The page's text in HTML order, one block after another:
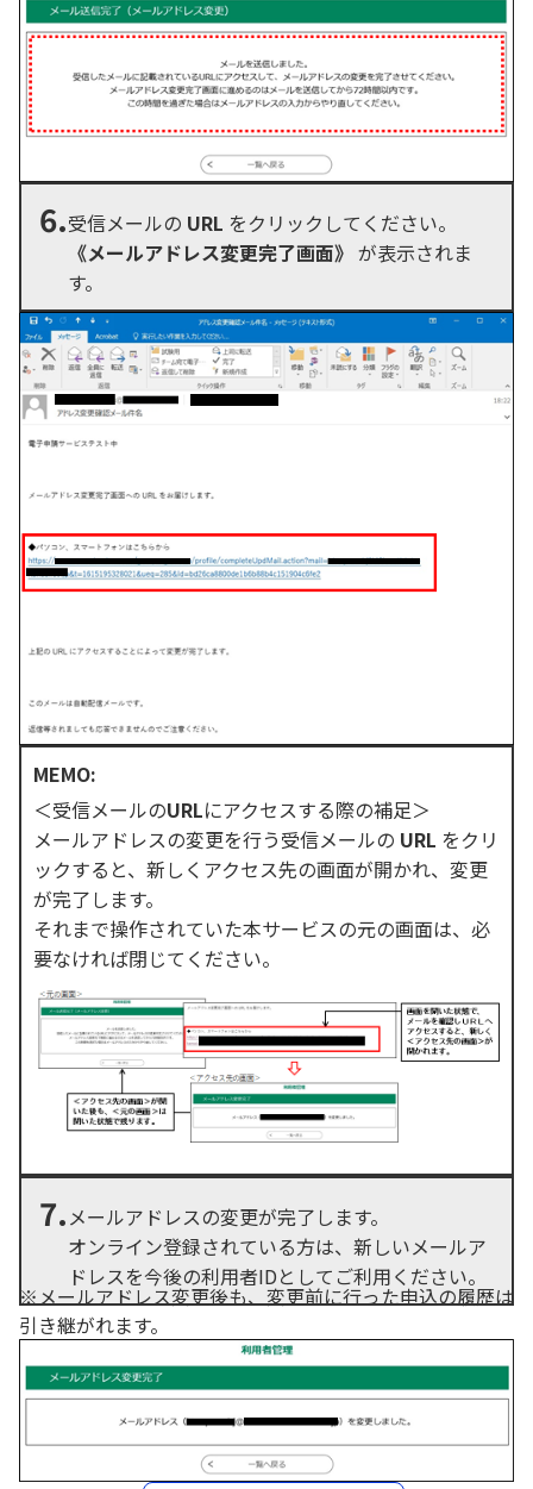
6.受信メールの URL をクリックしてください。
《メールアドレス変更完了画面》 が表示されま
す。
MEMO:
＜受信メールのURLにアクセスする際の補足＞
メールアドレスの変更を行う受信メールの URL をクリ
ックすると、新しくアクセス先の画面が開かれ、変更
が完了します。
それまで操作されていた本サービスの元の画面は、必
要なければ閉じてください。
7.メールアドレスの変更が完了します。
オンライン登録されている方は、新しいメールア
ドレスを今後の利用者IDとしてご利用ください。
※メールアドレス変更後も、変更前に行った申込の履歴は
引き継がれます。